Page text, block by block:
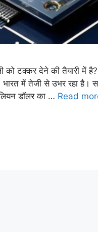
टक्कर देने की तैयारी में
में तेजी से उभर रहा है।
डॉलर का … Read